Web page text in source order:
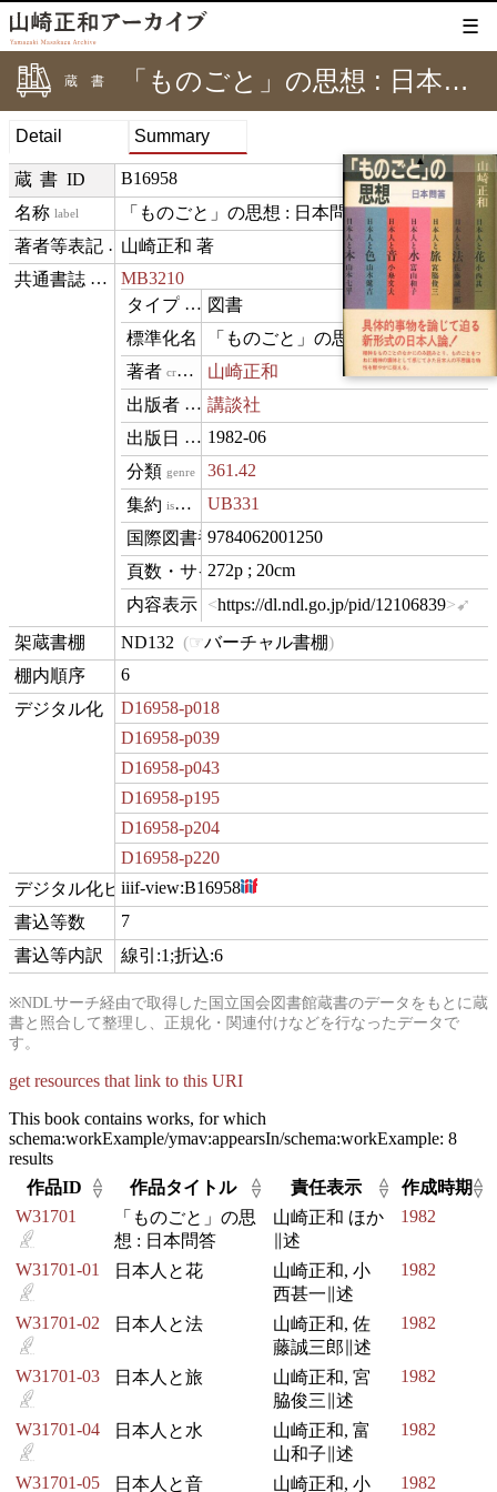
☰
蔵書 「ものごと」の思想 : 日本問答
Detail Summary
▲
蔵書ID B16958
label 「ものごと」の思想 : 日本問答
creditText
山崎正和 著
exemplarOfMB3210 ⊟
type 図書
name「ものごと」の思想 : 日本問答
creator 山崎正和
publisher講談社
datePublished
1982-06
genre 361.42
isVariantOf UB331
isbn
9784062001250
materialExtent
272p ; 20cm
hasView
https://dl.ndl.go.jp/pid/12106839
contentLocation
ND132 バーチャル書棚
position
6
digitization
D16958-p018
D16958-p039
D16958-p043
D16958-p195
D16958-p204
D16958-p220
hasView
iiif-view:B16958
commentCount
7
comment
線引:1;折込:6
※NDLサーチ経由で取得した国立国会図書館蔵書のデータをもとに蔵
書と照合して整理し、正規化・関連付けなどを行なったデータで
す。
get resources that link to this URI
This book contains works, for which
schema:workExample/ymav:appearsIn/schema:workExample: 8
results
作品ID
△
▽
作品タイトル
△
▽
責任表示
△
▽
作成時期 △
▽
W31701
「ものごと」の思
想 : 日本問答
山崎正和 ほか
∥述
1982
W31701-01 日本人と花
山崎正和, 小
西甚一∥述
1982
W31701-02 日本人と法
山崎正和, 佐
藤誠三郎∥述
1982
W31701-03 日本人と旅
山崎正和, 宮
脇俊三∥述
1982
W31701-04 日本人と水
山崎正和, 富
山和子∥述
1982
W31701-05 日本人と音 山崎正和, 小 1982